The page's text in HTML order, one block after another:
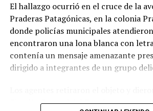
El hallazgo ocurrió en el cruce de la
Praderas Patagónicas, en la colonia
donde policías municipales
encontraron una lona blanca con
contenía un mensaje amenazante
dirigido a integrantes de un grupo
Fiscalía General del Estado, cuyos